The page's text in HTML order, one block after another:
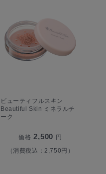
ビューティフルスキン
Beautiful Skin ミネラルチ
ーク
価格 2,500 円
（消費税込：2,750円）